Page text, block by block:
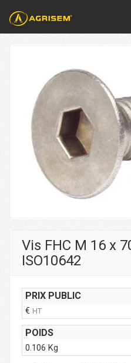
Vis FHC M 16 x
ISO10642
PRIX PUBLIC
€ HT
POIDS
0.106 Kg